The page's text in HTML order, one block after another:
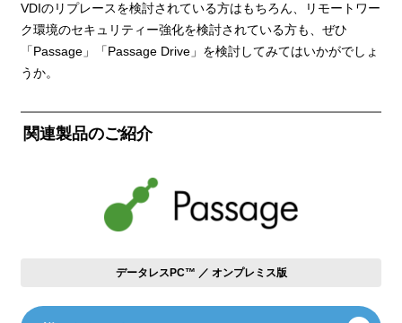
VDIのリプレースを検討されている方はもちろん、リモートワー
ク環境のセキュリティー強化を検討されている方も、ぜひ
「Passage」「Passage Drive」を検討してみてはいかがでしょ
うか。
関連製品のご紹介
データレスPC™ ／ オンプレミス版